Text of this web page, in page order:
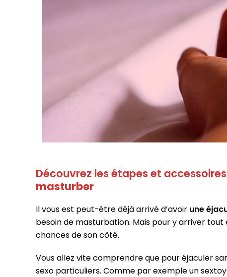
Découvrez les étapes et
masturber
Il vous est peut-être déjà arrivé d’avoir une
besoin de masturbation. Mais pour y arriver
chances de son côté.
Vous allez vite comprendre que pour éjaculer
sexo particuliers. Comme par exemple un